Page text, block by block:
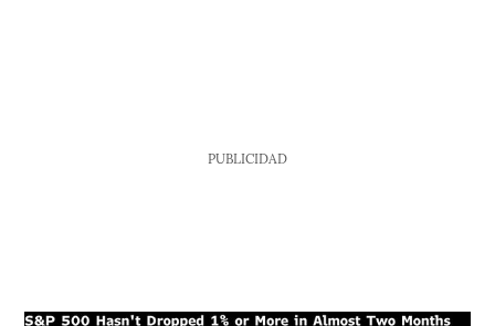
PUBLICIDAD